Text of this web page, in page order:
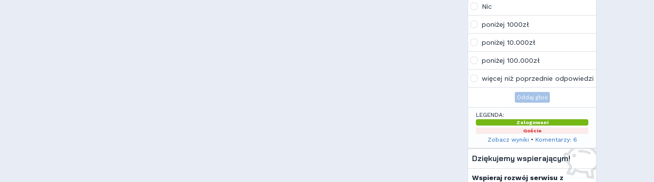
Tak, po zmianach gmclan przeżywa
wskazują, że ten rok będzie rokiem
Linuxa, rokiem odejścia od
discorda na rzecz forów
internetowych
K Kamilek
Ale klimat tu znowu wrócić!
Nic
poniżej 1000zł
poniżej 10.000zł
poniżej 100.000zł
więcej niż poprzednie odpowiedzi
Oddaj głos
LEGENDA:
Zalogowani
Goście
Zobacz wyniki • Komentarzy: 6
Dziękujemy wspierającym!
Wspieraj rozwój serwisu z